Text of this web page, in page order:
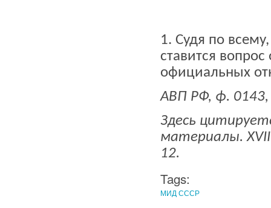
1. Судя по
ставится
официальных
АВП РФ, ф. 0143,
Здесь
материалы.
12.
Tags:
МИД СССР